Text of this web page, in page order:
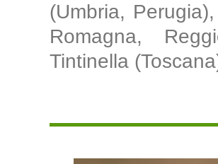
(Umbria,
Romagna,
Tintinella